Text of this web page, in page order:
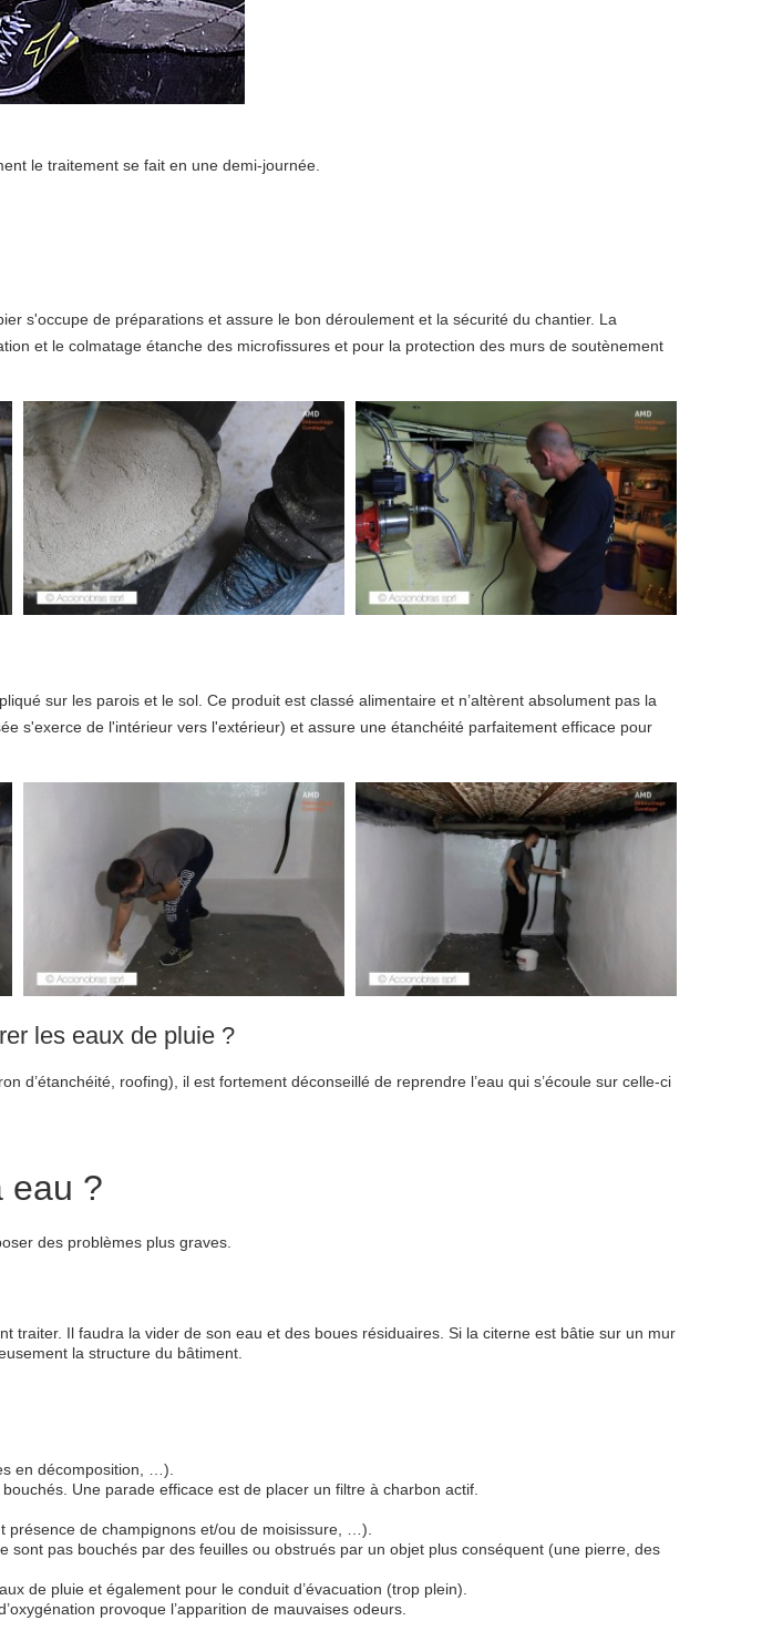
le traitement se fait en une demi-journée.
s'occupe de préparations et assure le bon déroulement et la sécurité du chantier. La
et le colmatage étanche des microfissures et pour la protection des murs de soutènement
sur les parois et le sol. Ce produit est classé alimentaire et n’altèrent absolument pas la
s'exerce de l'intérieur vers l'extérieur) et assure une étanchéité parfaitement efficace pour
les eaux de pluie ?
d’étanchéité, roofing), il est fortement déconseillé de reprendre l’eau qui s’écoule sur celle-ci
eau ?
des problèmes plus graves.
traiter. Il faudra la vider de son eau et des boues résiduaires. Si la citerne est bâtie sur un mur
la structure du bâtiment.
en décomposition, …).
Une parade efficace est de placer un filtre à charbon actif.
présence de champignons et/ou de moisissure, …).
sont pas bouchés par des feuilles ou obstrués par un objet plus conséquent (une pierre, des
de pluie et également pour le conduit d’évacuation (trop plein).
provoque l’apparition de mauvaises odeurs.